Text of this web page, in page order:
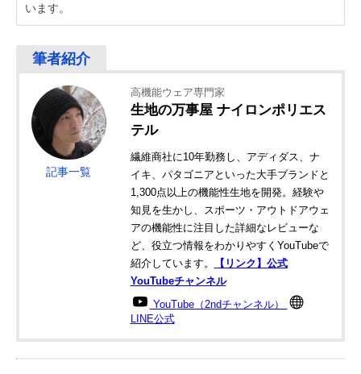
います。
記事一覧
高機能ウェア専門家
生地の万事屋 ナイロンポリエス
テル
繊維商社に10年勤務し、アディダス、ナ
イキ、パタゴニアといった大手ブランドと
1,300点以上の機能性生地を開発。経験や
知見を生かし、スポーツ・アウトドアウェ
アの機能性に注目した詳細なレビューな
ど、役立つ情報をわかりやすくYouTubeで
紹介しています。
【リンク】公式
YouTubeチャンネル
YouTube（2ndチャンネル）
LINE公式